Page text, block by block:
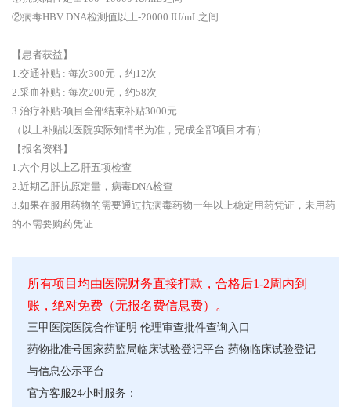
②病毒HBV DNA检测值以上-20000 IU/mL之间
【患者获益】
1.交通补贴 : 每次300元，约12次
2.采血补贴 : 每次200元，约58次
3.治疗补贴:项目全部结束补贴3000元
（以上补贴以医院实际知情书为准，完成全部项目才有）
【报名资料】
1.六个月以上乙肝五项检查
2.近期乙肝抗原定量，病毒DNA检查
3.如果在服用药物的需要通过抗病毒药物一年以上稳定用药凭证，未用药
的不需要购药凭证
所有项目均由医院财务直接打款，合格后1-2周内到
账，绝对免费（无报名费信息费）。
三甲医院医院合作证明 伦理审查批件查询入口
药物批准号 国家药监局临床试验登记平台 药物临床试验登记
与信息公示平台
官方客服24小时服务：